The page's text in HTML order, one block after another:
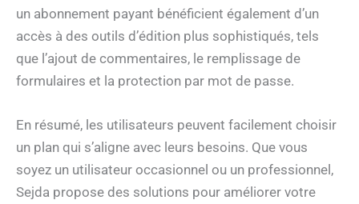
un abonnement payant bénéficient également d’un
accès à des outils d’édition plus sophistiqués, tels
que l’ajout de commentaires, le remplissage de
formulaires et la protection par mot de passe.
En résumé, les utilisateurs peuvent facilement choisir
un plan qui s’aligne avec leurs besoins. Que vous
soyez un utilisateur occasionnel ou un professionnel,
Sejda propose des solutions pour améliorer votre